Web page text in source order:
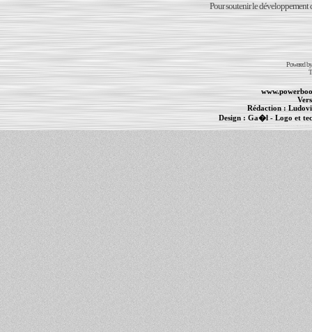
Pour soutenir le développement
Powered
Rédaction :
Design : Ga�l- Logo et
MacBook Pro